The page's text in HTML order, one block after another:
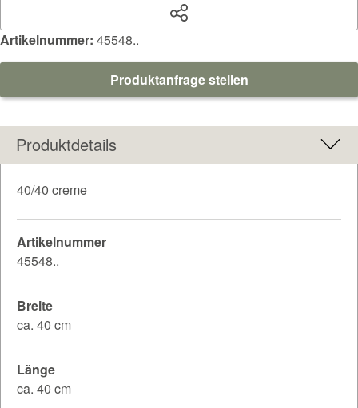
Artikelnummer: 45548..
Produktanfrage stellen
Produktdetails
40/40 creme
Artikelnummer
45548..
Breite
ca. 40 cm
Länge
ca. 40 cm